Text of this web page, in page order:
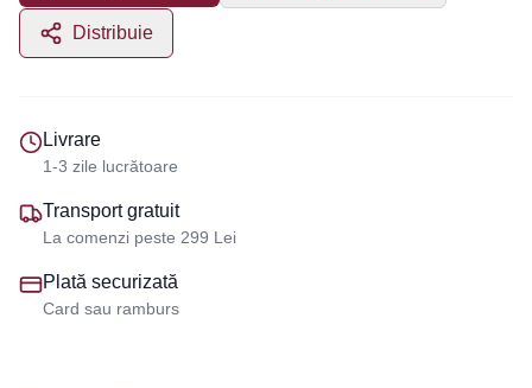
Distribuie
Livrare
1-3 zile lucrătoare
Transport gratuit
La comenzi peste 299 Lei
Plată securizată
Card sau ramburs